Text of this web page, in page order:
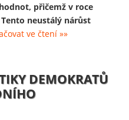
přičemž v roce
neustálý nárůst
ve čtení »»
DEMOKRATŮ